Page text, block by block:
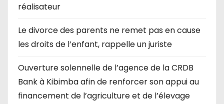
réalisateur
Le divorce des parents ne remet pas en cause
les droits de l’enfant, rappelle un juriste
Ouverture solennelle de l’agence de la CRDB
Bank à Kibimba afin de renforcer son appui au
financement de l’agriculture et de l’élevage